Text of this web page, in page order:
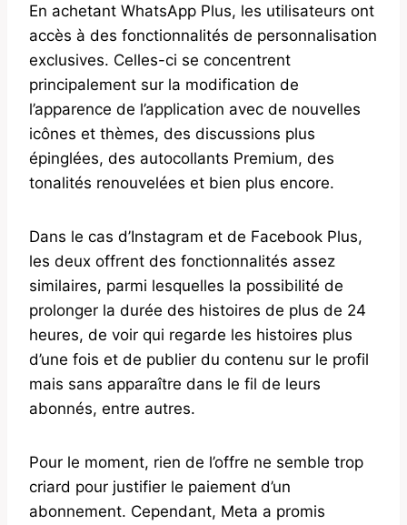
En achetant WhatsApp Plus, les utilisateurs ont
accès à des fonctionnalités de personnalisation
exclusives. Celles-ci se concentrent
principalement sur la modification de
l’apparence de l’application avec de nouvelles
icônes et thèmes, des discussions plus
épinglées, des autocollants Premium, des
tonalités renouvelées et bien plus encore.
Dans le cas d’Instagram et de Facebook Plus,
les deux offrent des fonctionnalités assez
similaires, parmi lesquelles la possibilité de
prolonger la durée des histoires de plus de 24
heures, de voir qui regarde les histoires plus
d’une fois et de publier du contenu sur le profil
mais sans apparaître dans le fil de leurs
abonnés, entre autres.
Pour le moment, rien de l’offre ne semble trop
criard pour justifier le paiement d’un
abonnement. Cependant, Meta a promis